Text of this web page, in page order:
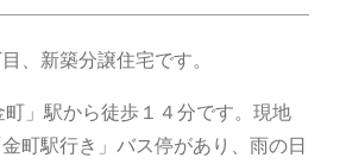
、新築分譲住宅です。
」駅から徒歩１４分です。現地
町駅行き」バス停があり、雨の日